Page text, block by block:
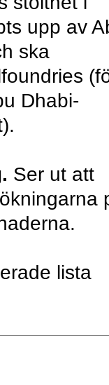
upp av
ska
Dhabi-
Ser ut att
lista